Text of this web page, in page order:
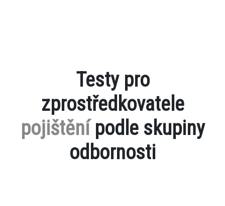
Testy pro
zprostředkovatele
pojištěnípodle skupiny
odbornosti